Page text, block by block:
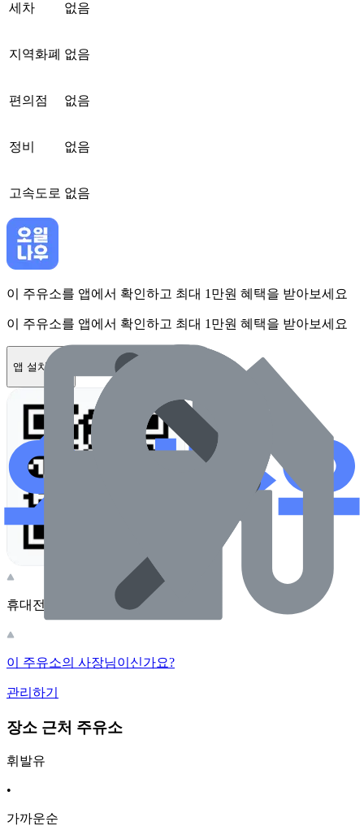
세차 없음
지역화폐 없음
편의점 없음
정비 없음
고속도로 없음
이 주유소를 앱에서 확인하고 최대 1만원 혜택을 받아보세요
이 주유소를 앱에서 확인하고 최대 1만원 혜택을 받아보세요
앱 설치하기
휴대전화 카메라로 찍어보세요
이 주유소의 사장님이신가요?
관리하기
장소 근처 주유소
휘발유
•
가까운순